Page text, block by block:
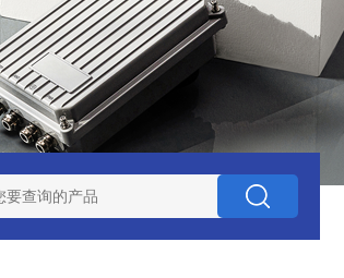
振 赛思高频石英无源晶体谐振器